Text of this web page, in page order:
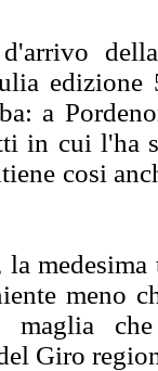
edizione
a
in cui l'ha
cosi
meno
maglia
Giro